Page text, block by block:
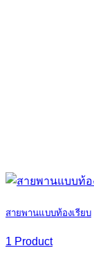
สายพานแบบท้องเรียบ
1 Product